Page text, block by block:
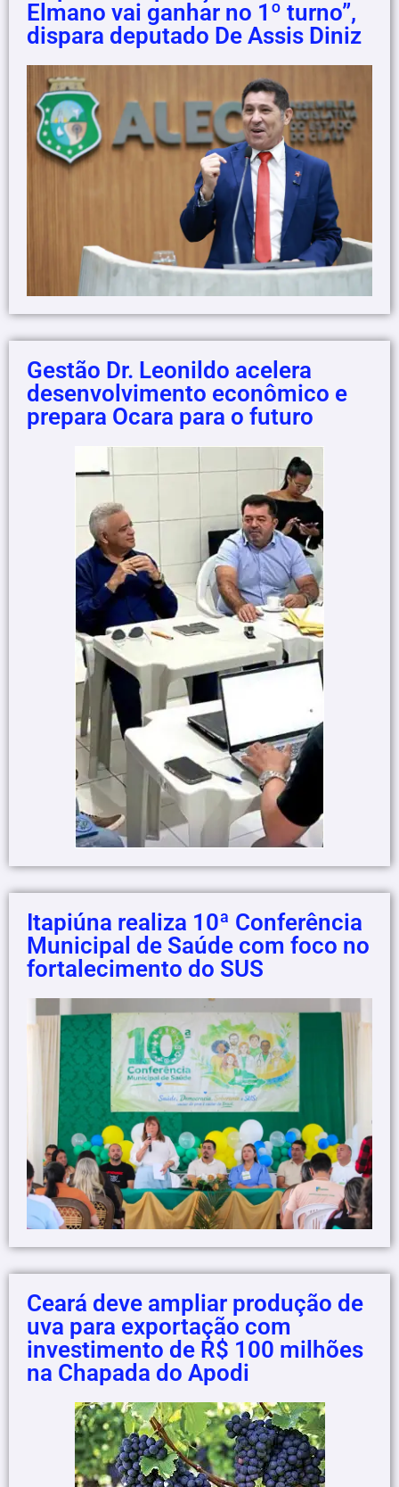
Elmano vai ganhar no 1º turno”,
dispara deputado De Assis Diniz
Gestão Dr. Leonildo acelera
desenvolvimento econômico e
prepara Ocara para o futuro
Itapiúna realiza 10ª Conferência
Municipal de Saúde com foco no
fortalecimento do SUS
Ceará deve ampliar produção de
uva para exportação com
investimento de R$ 100 milhões
na Chapada do Apodi